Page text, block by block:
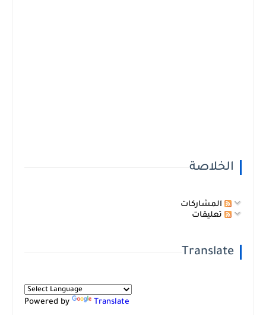
الخلاصة
المشاركات
تعليقات
Translate
Powered by Translate